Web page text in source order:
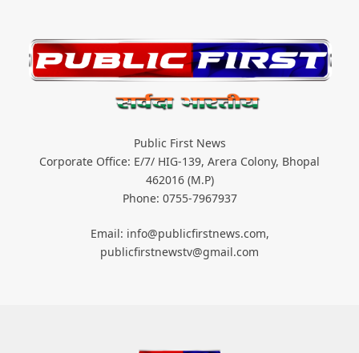
Public First News
Corporate Office: E/7/ HIG-139, Arera Colony, Bhopal
462016 (M.P)
Phone: 0755-7967937
Email: info@publicfirstnews.com,
publicfirstnewstv@gmail.com